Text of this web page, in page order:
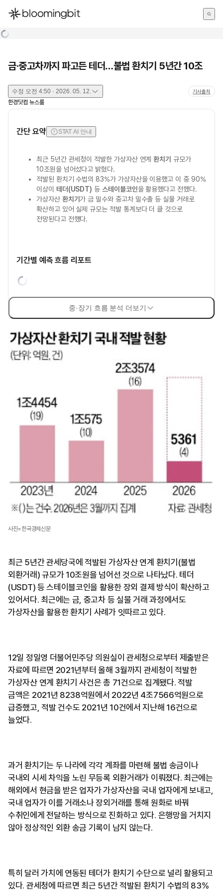
한국어
금·중고차까지 파고든 테더…불법 환치기 5년간 10조
수정 오전 4:50 · 2026. 05. 12. 기사출처
한경닷컴 뉴스룸
간단 요약 STAT AI 안내
최근 5년간 관세청이 적발한 가상자산 연계환치기
규모가
10조원을 넘어섰다고 밝혔다.
적발된 환치기 수법의 83%가 가상자산을 이용했고 이 중 90%
이상이 테더(USDT) 등 스테이블코인을 활용했다고 전했다.
가상자산 환치기가 금 밀수와 중고차 밀수출 등 실물 거래로
확산하고 있어 실제 규모는 적발 통계보다 더 클 것으로
전망된다고 전했다.
기간별 예측 흐름 리포트
중·장기 흐름 분석 더보기
사진=한국경제신문
최근 5년간 관세당국에 적발된 가상자산 연계 환치기(불법
외환거래) 규모가 10조원을 넘어선 것으로 나타났다. 테더
(USDT) 등 스테이블코인을 활용한 장외 결제 방식이 확산하고
있어서다. 최근에는 금, 중고차 등 실물 거래 과정에서도
가상자산을 활용한 환치기 사례가 잇따르고 있다.
12일 정일영 더불어민주당 의원실이 관세청으로부터 제출받은
자료에 따르면 2021년부터 올해 3월까지 관세청이 적발한
가상자산 연계 환치기 사건은 총 71건으로 집계됐다. 적발
금액은 2021년 8238억원에서 2022년 4조7566억원으로
급증했고, 적발 건수도 2021년 10건에서 지난해 16건으로
늘었다.
과거 환치기는 두 나라에 각각 계좌를 마련해 불법 송금이나
국내외 시세 차익을 노린 무등록 외환거래가 이뤄졌다. 최근에는
해외에서 현금을 받은 업자가 가상자산을 국내 업자에게 보내고,
국내 업자가 이를 거래소나 장외거래를 통해 원화로 바꿔
수취인에게 전달하는 방식으로 진화하고 있다. 은행망을 거치지
않아 정상적인 외환 송금 기록이 남지 않는다.
특히 달러 가치에 연동된 테더가 환치기 수단으로 널리 활용되고
있다. 관세청에 따르면 최근 5년간 적발된 환치기 수법의 83%